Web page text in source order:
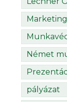
Német
pályázat